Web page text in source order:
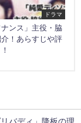
ドラマ
ナンス」主役・脇
！あらすじや評
バディ」降板の理